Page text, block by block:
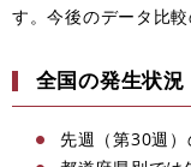
す。今後のデータ比較
全国の発生状況
先週（第30週）